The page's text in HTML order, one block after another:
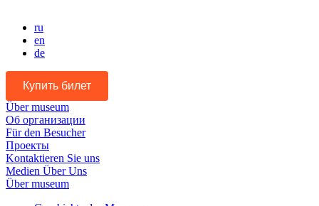
ru
en
de
Купить билет
Über museum
Об организации
Für den Besucher
Проекты
Kontaktieren Sie uns
Medien Über Uns
Über museum